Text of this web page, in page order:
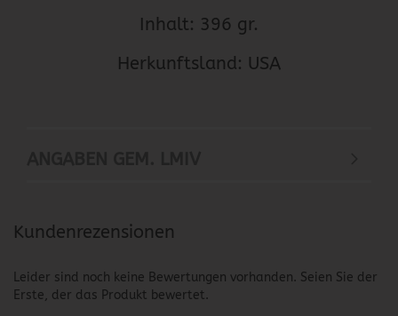
Inhalt: 396 gr.
Herkunftsland: USA
Kundenrezensionen
Leider sind noch keine Bewertungen vorhanden. Seien Sie der
Erste, der das Produkt bewertet.